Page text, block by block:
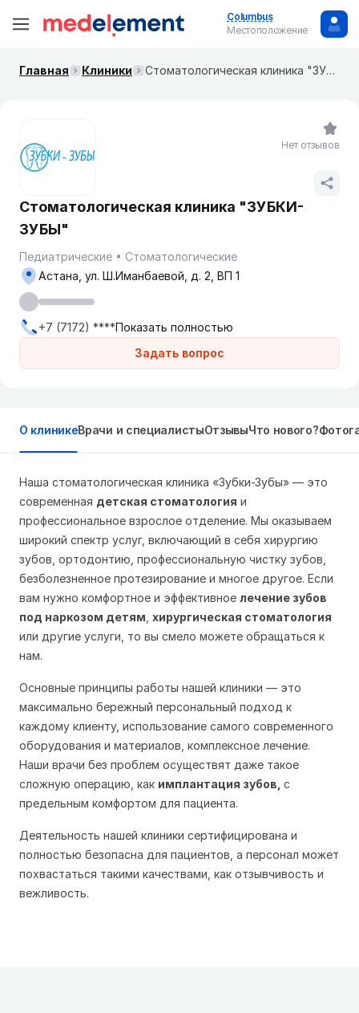
Columbus
Местоположение
Главная Клиники Стоматологическая клиника "ЗУБКИ-ЗУБЫ"
Стоматологическая клиника "ЗУБКИ-
ЗУБЫ"
Педиатрические Стоматологические
Задать вопрос
Астана, ул. Ш.Иманбаевой, д. 2, ВП 1
+7 (7172) ****Показать полностью
Нет отзывов
О клиникеВрачи и специалистыОтзывыЧто нового?
Наша стоматологическая клиника «Зубки-Зубы» — это
современная детская стоматология и
профессиональное взрослое отделение. Мы оказываем
широкий спектр услуг, включающий в себя хирургию
зубов, ортодонтию, профессиональную чистку зубов,
безболезненное протезирование и многое другое. Если
вам нужно комфортное и эффективное лечение зубов
под наркозом детям хирургическая стоматология
или другие услуги, то вы смело можете обращаться к
нам.
Основные принципы работы нашей клиники — это
максимально бережный персональный подход к
каждому клиенту, использование самого современного
оборудования и материалов, комплексное лечение.
Наши врачи без проблем осуществят даже такое
сложную операцию, как имплантация зубов, с
предельным комфортом для пациента.
Деятельность нашей клиники сертифицирована и
полностью безопасна для пациентов, а персонал может
похвастаться такими качествами, как отзывчивость и
вежливость.